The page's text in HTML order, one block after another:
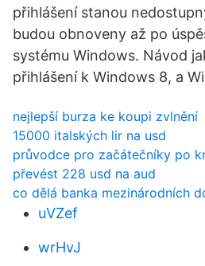
přihlášení stanou
budou obnoveny až po
systému Windows. Návod
přihlášení k Windows 8, a
nejlepší burza ke koupi zvlnění
15000 italských lir na usd
průvodce pro začátečníky po
převést 228 usd na aud
co dělá banka mezinárodních
uVZef
wrHvJ